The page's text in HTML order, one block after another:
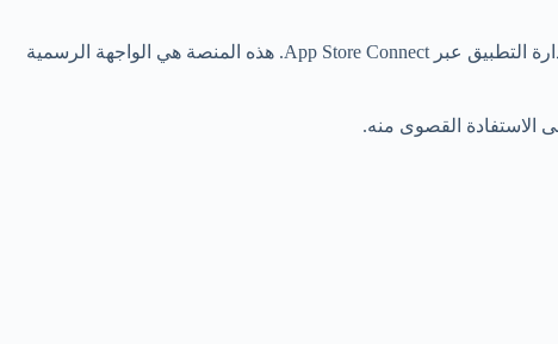
بعد الانتهاء من تطوير تطبيقك الخاص بنظام iOS وتجهيزه باستخدام أدوات التطوير مثل Xcode وشهادات المطور، تأتي المرحلة الأهم وهي إدارة التطبيق عبر App Store Connect. هذه المنصة هي الواجهة الرسمية